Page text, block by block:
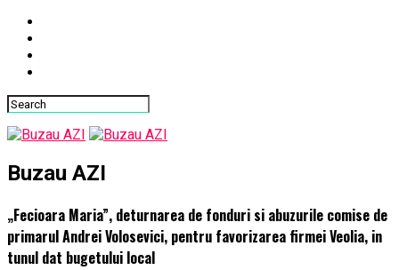
Buzau AZI
„Fecioara Maria”, deturnarea de fonduri si abuzurile comise de
primarul Andrei Volosevici, pentru favorizarea firmei Veolia, in
tunul dat bugetului local